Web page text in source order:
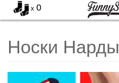
x 0
Носки Нарды